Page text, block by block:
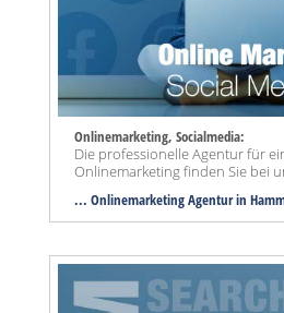
Onlinemarketing, Socialmedia:
Die professionelle Agentur für
Onlinemarketing finden Sie bei
... Onlinemarketing Agentur in